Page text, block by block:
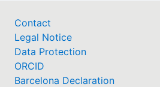
Contact
Legal Notice
Data Protection
ORCID
Barcelona Declaration